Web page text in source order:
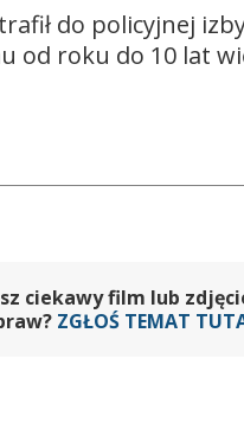
do policyjnej
od roku do 10 lat
ciekawy film lub
ZGŁOŚ TEMAT